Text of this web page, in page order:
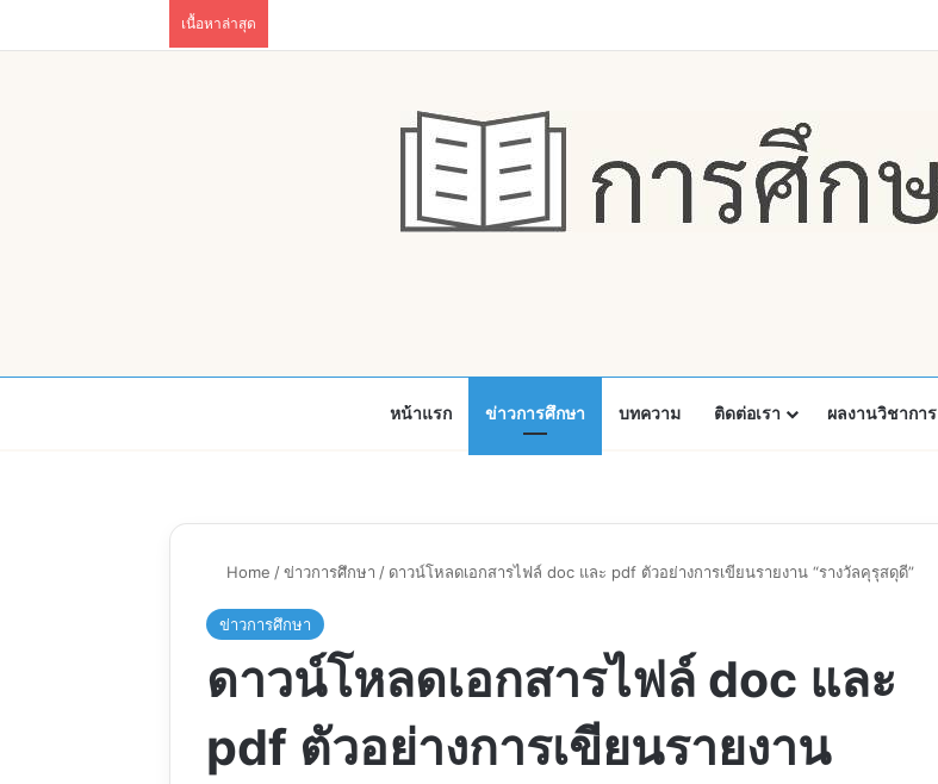
เนื้อหาล่าสุด
หน้าแรก ข่าวการศึกษา บทความ ติดต่อเรา ผลงานวิชาการ
Home /ข่าวการศึกษา / ดาวน์โหลดเอกสารไฟล์ doc และ pdf ตัวอย่างการเขียนรายงาน “รางวัลคุรุสดุดี”
ข่าวการศึกษา
ดาวน์โหลดเอกสารไฟล์ doc และ
pdf ตัวอย่างการเขียนรายงาน